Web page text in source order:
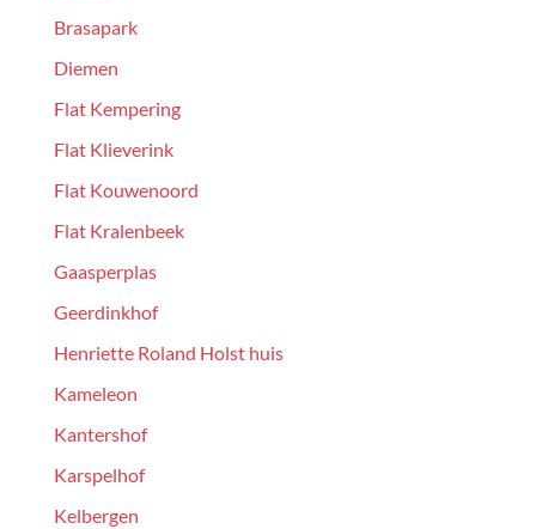
Brasapark
Diemen
Flat Kempering
Flat Klieverink
Flat Kouwenoord
Flat Kralenbeek
Gaasperplas
Geerdinkhof
Henriette Roland Holst huis
Kameleon
Kantershof
Karspelhof
Kelbergen